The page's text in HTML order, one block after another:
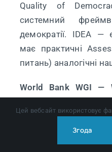
Quality of
системний
демократії. IDEA —
має практичні
питань) аналогічні
World Bank WGI —
підзвітність,
ефективність
верховенство
Цей вебсайт використовує
Згода